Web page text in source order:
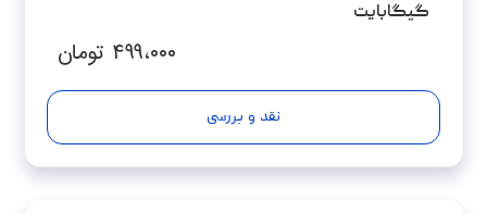
گیگابایت
۴۹۹،۰۰۰ تومان
نقد و بررسی